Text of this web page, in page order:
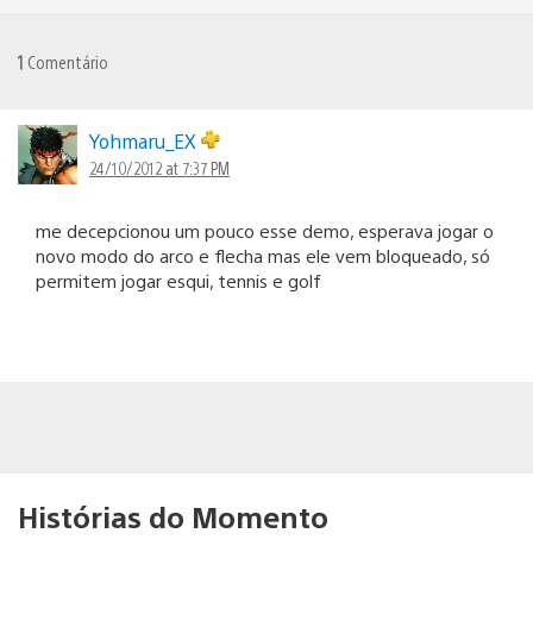
1 Comentário
Yohmaru_EX
24/10/2012 at 7:37 PM
me decepcionou um pouco esse demo, esperava jogar o
novo modo do arco e flecha mas ele vem bloqueado, só
permitem jogar esqui, tennis e golf
Histórias do Momento